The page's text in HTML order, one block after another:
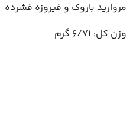
مروارید باروک و فیروزه فشرده
وزن کل: 6/71 گرم